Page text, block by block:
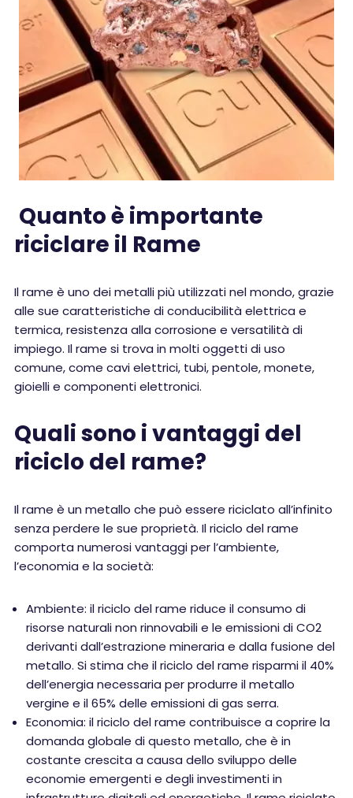
Quanto è importante
riciclare il Rame
Il rame è uno dei metalli più utilizzati nel mondo, grazie
alle sue caratteristiche di conducibilità elettrica e
termica, resistenza alla corrosione e versatilità di
impiego. Il rame si trova in molti oggetti di uso
comune, come cavi elettrici, tubi, pentole, monete,
gioielli e componenti elettronici.
Quali sono i vantaggi del
riciclo del rame?
Il rame è un metallo che può essere riciclato all’infinito
senza perdere le sue proprietà. Il riciclo del rame
comporta numerosi vantaggi per l’ambiente,
l’economia e la società:
Ambiente: il riciclo del rame riduce il consumo di
risorse naturali non rinnovabili e le emissioni di CO2
derivanti dall’estrazione mineraria e dalla fusione del
metallo. Si stima che il riciclo del rame risparmi il 40%
dell’energia necessaria per produrre il metallo
vergine e il 65% delle emissioni di gas serra.
Economia: il riciclo del rame contribuisce a coprire la
domanda globale di questo metallo, che è in
costante crescita a causa dello sviluppo delle
economie emergenti e degli investimenti in